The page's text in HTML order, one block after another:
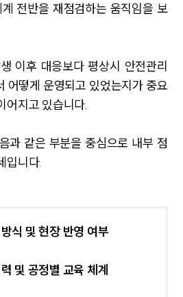
전반을 재점검하는 움직임을 보
이후 대응보다 평상시 안전관리
어떻게 운영되고 있었는지가 중요
어지고 있습니다.
과 같은 부분을 중심으로 내부 점
입니다.
식 및 현장 반영 여부
및 공정별 교육 체계